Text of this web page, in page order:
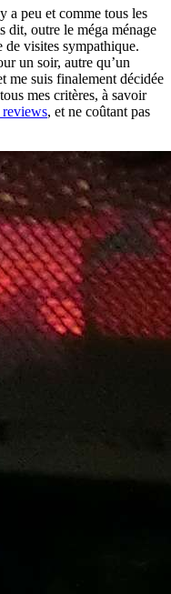
a peu et comme tous les
dit, outre le méga ménage
de visites sympathique.
un soir, autre qu’un
me suis finalement décidée
mes critères, à savoir
reviews, et ne coûtant pas